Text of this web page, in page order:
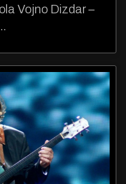
Vojno Dizdar –